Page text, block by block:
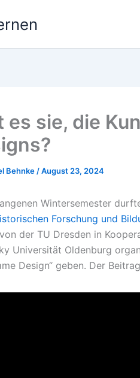
es sie, die
Behnke /August 23, 2024
Wintersemester
Forschung und
der TU Dresden in
Universität Oldenburg
Design“ geben. Der